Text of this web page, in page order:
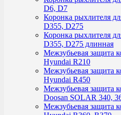
D6, D7
Коронка рыхлителя
D355, D275
Коронка рыхлителя
D355, D275 длинная
Межзубьевая защита
Hyundai R210
Межзубьевая защита
Hyundai R450
Межзубьевая защита
Doosan SOLAR 340,
Межзубьевая защита